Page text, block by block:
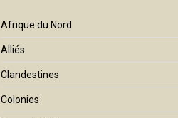
Afrique du Nord
Alliés
Clandestines
Colonies